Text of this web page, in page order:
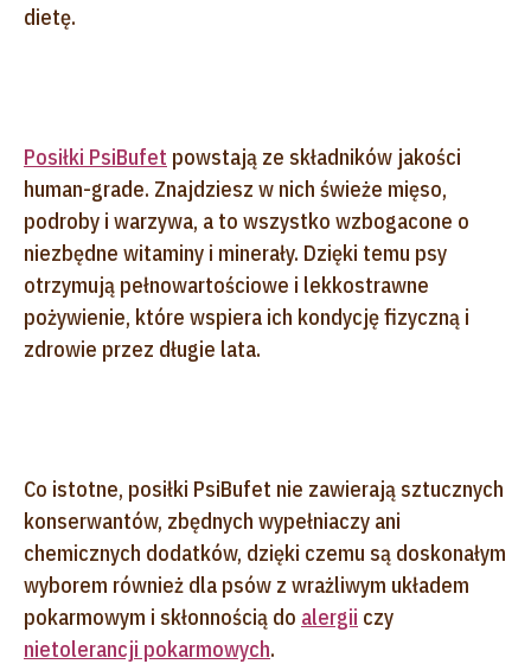
dietę.
Posiłki PsiBufet powstają ze składników jakości
human-grade. Znajdziesz w nich świeże mięso,
podroby i warzywa, a to wszystko wzbogacone o
niezbędne witaminy i minerały. Dzięki temu psy
otrzymują pełnowartościowe i lekkostrawne
pożywienie, które wspiera ich kondycję fizyczną i
zdrowie przez długie lata.
Co istotne, posiłki PsiBufet nie zawierają sztucznych
konserwantów, zbędnych wypełniaczy ani
chemicznych dodatków, dzięki czemu są doskonałym
wyborem również dla psów z wrażliwym układem
pokarmowym i skłonnością do alergii czy
nietolerancji pokarmowych.